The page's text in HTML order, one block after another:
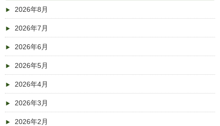
2026年8月
2026年7月
2026年6月
2026年5月
2026年4月
2026年3月
2026年2月